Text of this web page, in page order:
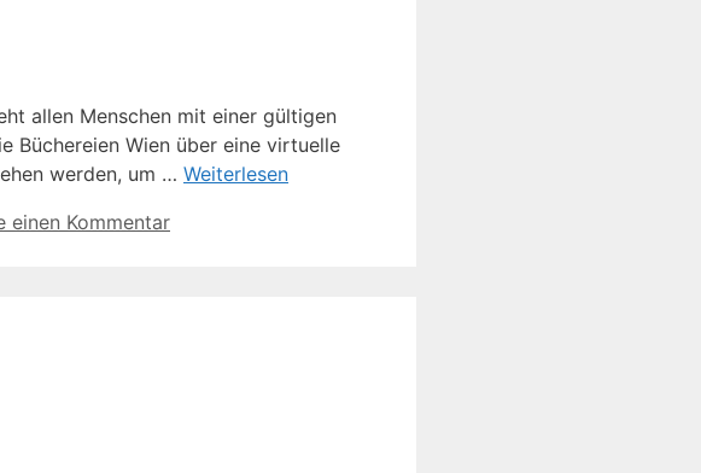
allen Menschen mit einer gültigen
Büchereien Wien über eine virtuelle
werden, um … Weiterlesen
einen Kommentar